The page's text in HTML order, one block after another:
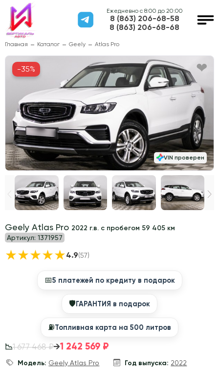
Ежедневно с 8:00 до 20:00
8 (863) 206-68-58
8 (863) 206-68-68
Главная Каталог Geely Atlas Pro
Geely Atlas Pro 2022 г.в. с пробегом 59 405 км
Артикул: 1371957
★★★★★4.9(57)
📅5 платежей по кредиту в подарок
🛡ГАРАНТИЯ в подарок
⛽️Топливная карта на 500 литров
📉1 677 468 ₽→1 242 569 ₽
Модель: Geely Atlas Pro Год выпуска: 2022
VIN проверен
-35%